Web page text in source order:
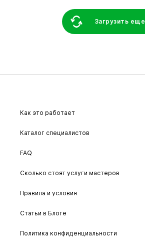
Загрузить еще
Как это работает
Каталог специалистов
FAQ
Сколько стоят услуги мастеров
Правила и условия
Статьи в Блоге
Политика конфиденциальности